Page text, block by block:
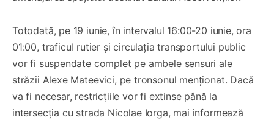
Totodată, pe 19 iunie, în intervalul 16:00-20 iunie, ora
01:00, traficul rutier și circulația transportului public
vor fi suspendate complet pe ambele sensuri ale
străzii Alexe Mateevici, pe tronsonul menționat. Dacă
va fi necesar, restricțiile vor fi extinse până la
intersecția cu strada Nicolae Iorga, mai informează